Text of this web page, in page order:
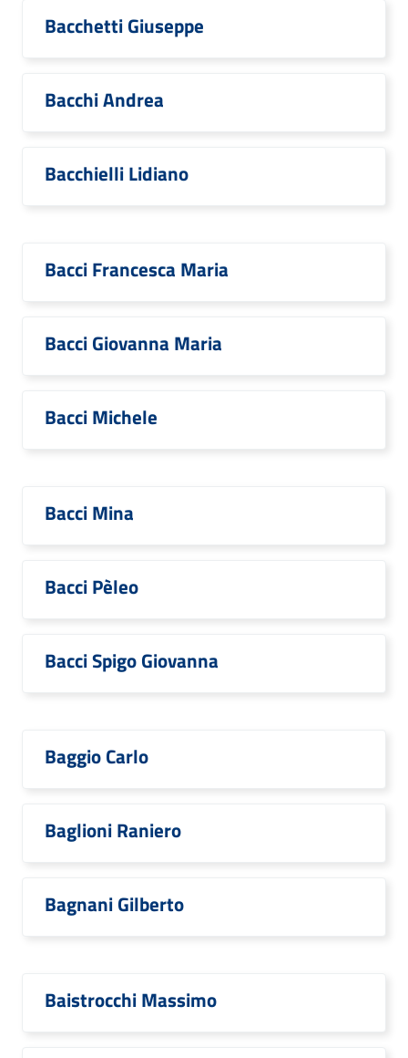
Bacchetti Giuseppe
Bacchi Andrea
Bacchielli Lidiano
Bacci Francesca Maria
Bacci Giovanna Maria
Bacci Michele
Bacci Mina
Bacci Pèleo
Bacci Spigo Giovanna
Baggio Carlo
Baglioni Raniero
Bagnani Gilberto
Baistrocchi Massimo